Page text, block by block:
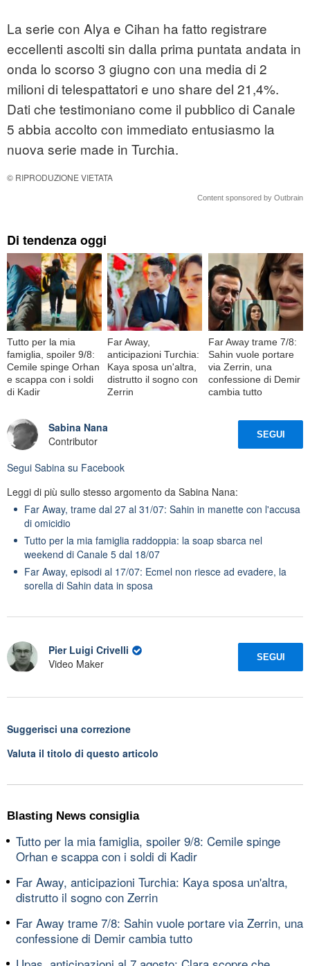
La serie con Alya e Cihan ha fatto registrare
eccellenti ascolti sin dalla prima puntata andata in
onda lo scorso 3 giugno con una media di 2
milioni di telespattatori e uno share del 21,4%.
Dati che testimoniano come il pubblico di Canale
5 abbia accolto con immediato entusiasmo la
nuova serie made in Turchia.
© RIPRODUZIONE VIETATA
Content sponsored by Outbrain
Di tendenza oggi
Tutto per la mia
famiglia, spoiler 9/8:
Cemile spinge Orhan
e scappa con i soldi
di Kadir
Far Away,
anticipazioni Turchia:
Kaya sposa un'altra,
distrutto il sogno con
Zerrin
Far Away trame 7/8:
Sahin vuole portare
via Zerrin, una
confessione di Demir
cambia tutto
Sabina Nana
Contributor
SEGUI
Segui Sabina su Facebook
Leggi di più sullo stesso argomento da Sabina Nana:
Far Away, trame dal 27 al 31/07: Sahin in manette con l'accusa
di omicidio
Tutto per la mia famiglia raddoppia: la soap sbarca nel
weekend di Canale 5 dal 18/07
Far Away, episodi al 17/07: Ecmel non riesce ad evadere, la
sorella di Sahin data in sposa
Pier Luigi Crivelli
Video Maker
SEGUI
Suggerisci una correzione
Valuta il titolo di questo articolo
Blasting News consiglia
Tutto per la mia famiglia, spoiler 9/8: Cemile spinge
Orhan e scappa con i soldi di Kadir
Far Away, anticipazioni Turchia: Kaya sposa un'altra,
distrutto il sogno con Zerrin
Far Away trame 7/8: Sahin vuole portare via Zerrin, una
confessione di Demir cambia tutto